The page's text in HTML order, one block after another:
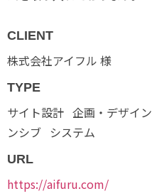
CLIENT
株式会社アイフル 様
TYPE
サイト設計 企画・デザイン
ンシブ システム
URL
https://aifuru.com/